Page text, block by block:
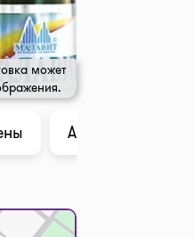
может
Анализ в ChatGPT